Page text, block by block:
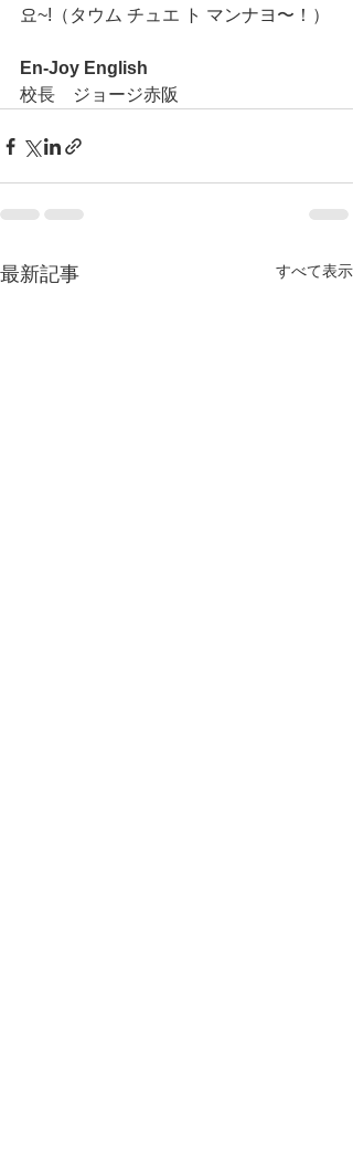
요~!（タウム チュエ ト マンナヨ〜！）
En-Joy English
校長　ジョージ赤阪
最新記事 すべて表示